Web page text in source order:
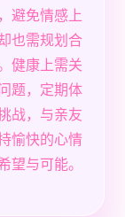
避免情感上
也需规划合
健康上需关
题，定期体
战，与亲友
愉快的心情
望与可能。